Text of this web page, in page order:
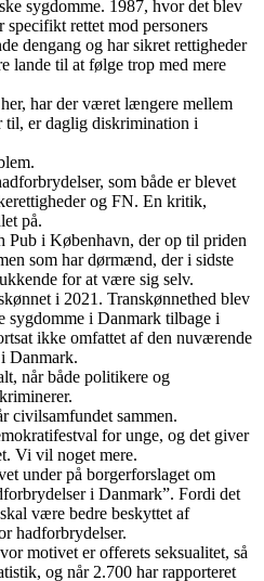
sygdomme. 1987, hvor det blev
rettet mod personers
dengang og har sikret rettigheder
lande til at følge trop med mere
har der været længere mellem
til, er daglig diskrimination i
som både er blevet
og FN. En kritik,
på.
Pub i København, der op til priden
som har dørmænd, der i sidste
for at være sig selv.
i 2021. Transkønnethed blev
sygdomme i Danmark tilbage i
ikke omfattet af den nuværende
Danmark.
når både politikere og
civilsamfundet sammen.
for unge, og det giver
Vi vil noget mere.
under på borgerforslaget om
i Danmark”. Fordi det
være bedre beskyttet af
hadforbrydelser.
motivet er offerets seksualitet, så
og når 2.700 har rapporteret